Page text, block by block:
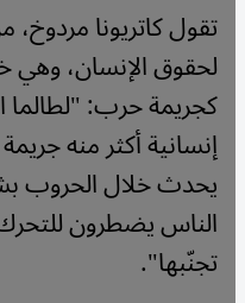
تقول كاتريونا
لحقوق الإنسان، وهي
كجريمة حرب: "لطالما
إنسانية أكثر منه
يحدث خلال الحروب
الناس يضطرون
تجنّبها".